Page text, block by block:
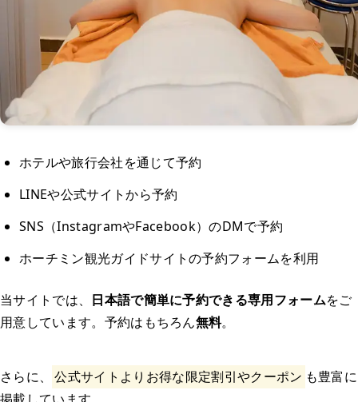
ホテルや旅行会社を通じて予約
LINEや公式サイトから予約
SNS（InstagramやFacebook）のDMで予約
ホーチミン観光ガイドサイトの予約フォームを利用
当サイトでは、 日本語で簡単に予約できる専用フォームをご
用意しています。予約はもちろん無料。
さらに、 公式サイトよりお得な限定割引やクーポン も豊富に